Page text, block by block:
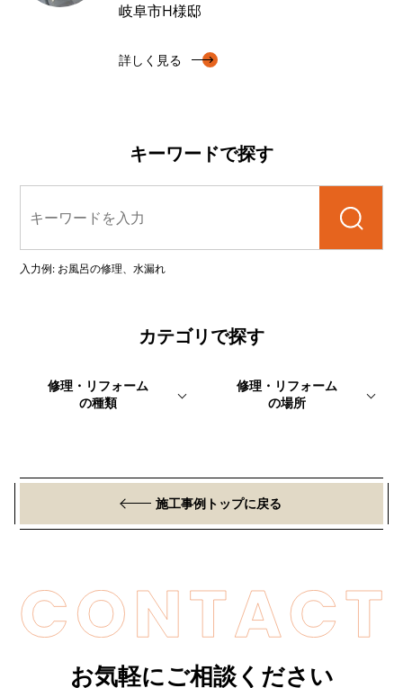
岐阜市H様邸
詳しく見る
キーワードで探す
入力例: お風呂の修理、水漏れ
カテゴリで探す
修理・リフォーム
の種類
修理・リフォーム
の場所
施工事例トップに戻る
お気軽にご相談ください